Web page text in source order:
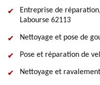
Entreprise de
Labourse 62113
Nettoyage et pose de
Pose et réparation de
Nettoyage et